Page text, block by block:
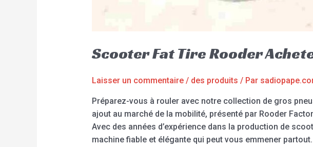
Scooter Fat Tire Rooder
Laisser un commentaire / des produits / Par
Préparez-vous à rouler avec notre collection de gros
ajout au marché de la mobilité, présenté par Rooder
Avec des années d’expérience dans la production de
machine fiable et élégante qui peut vous emmener